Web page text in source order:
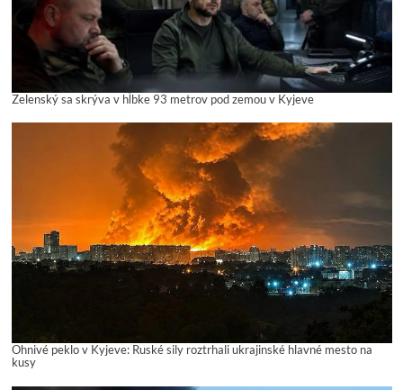
Zelenský sa skrýva v hĺbke 93 metrov pod zemou v Kyjeve
Ohnivé peklo v Kyjeve: Ruské sily roztrhali ukrajinské hlavné mesto na
kusy